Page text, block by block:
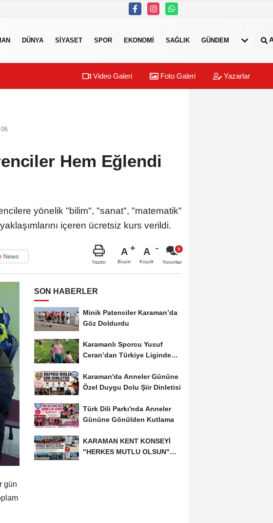
DÜNYA SIYASET SPOR EKONOMI SAĞLIK GÜNDEM
Video Galeri Foto Galeri Yazarlar
Hem Eğlendi
yönelik "bilim", "sanat", "matematik"
içeren ücretsiz kurs verildi.
Yazdır
A
Büyüt
A
Küçült Yorumlar
gün
SON HABERLER
Minik Patenciler Karaman’da
Göz Doldurdu
Karamanlı Sporcu Yusuf
Ceran’dan Türkiye Liginde
Karaman'da Anneler Gününe
Özel Duygu Dolu Şiir Dinletisi
Türk Dili Parkı'nda Anneler
Gününe Gönülden Kutlama
KARAMAN KENT KONSEYİ
"HERKES MUTLU OLSUN"